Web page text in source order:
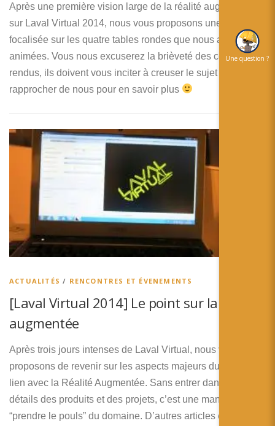
Après une première vision large de la réalité augmentée
sur Laval Virtual 2014, nous vous proposons une synthèse
focalisée sur les quatre tables rondes que nous avons
animées. Vous nous excuserez la brièveté des comptes
rendus, ils doivent vous inciter à creuser le sujet ou à vous
rapprocher de nous pour en savoir plus
ACTUALITÉS / RENCONTRES ET ÉVENEMENTS
[Laval Virtual 2014] Le point sur la réalité
augmentée
Après trois jours intenses de Laval Virtual, nous vous
proposons de revenir sur les aspects majeurs du salon en
lien avec la Réalité Augmentée. Sans entrer dans les
détails des produits et des projets, c’est une manière de
“prendre le pouls” du domaine. D’autres articles et
Une question ?